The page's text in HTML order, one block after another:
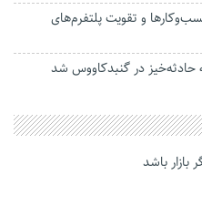
و تقویت پلتفرم‌های
حادثه‌خیز در گنبدکاووس شد
باشد